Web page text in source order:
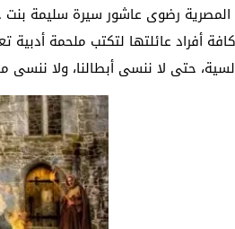
المصرية رضوى عاشور سيرة سليمة
أفراد عائلتها لتكتب ملحمة أدبية
حتى لا ننسى أبطالنا، ولا ننسى